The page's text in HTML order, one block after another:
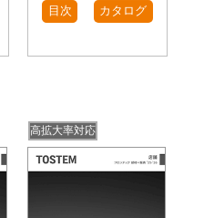
目次 カタログ
高拡大率対応